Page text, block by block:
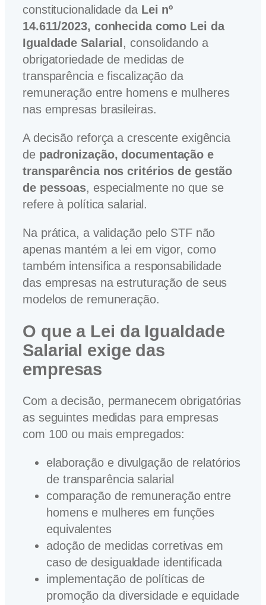
constitucionalidade da Lei nº
14.611/2023, conhecida como Lei da
Igualdade Salarial , consolidando a
obrigatoriedade de medidas de
transparência e fiscalização da
remuneração entre homens e mulheres
nas empresas brasileiras.
A decisão reforça a crescente exigência
de padronização, documentação e
transparência nos critérios de gestão
de pessoas, especialmente no que se
refere à política salarial.
Na prática, a validação pelo STF não
apenas mantém a lei em vigor, como
também intensifica a responsabilidade
das empresas na estruturação de seus
modelos de remuneração.
O que a Lei da Igualdade
Salarial exige das
empresas
Com a decisão, permanecem obrigatórias
as seguintes medidas para empresas
com 100 ou mais empregados:
elaboração e divulgação de relatórios
de transparência salarial
comparação de remuneração entre
homens e mulheres em funções
equivalentes
adoção de medidas corretivas em
caso de desigualdade identificada
implementação de políticas de
promoção da diversidade e equidade